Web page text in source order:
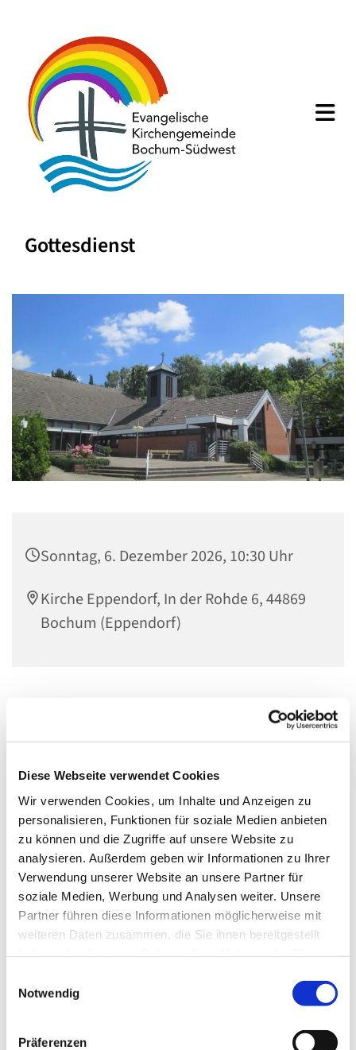
Diese Webseite verwendet Cookies
Wir verwenden Cookies, um Inhalte und Anzeigen zu
personalisieren, Funktionen für soziale Medien anbieten
zu können und die Zugriffe auf unsere Website zu
analysieren. Außerdem geben wir Informationen zu Ihrer
Verwendung unserer Website an unsere Partner für
soziale Medien, Werbung und Analysen weiter. Unsere
Partner führen diese Informationen möglicherweise mit
weiteren Daten zusammen, die Sie ihnen bereitgestellt
Notwendig
Präferenzen
Gottesdienst
Sonntag, 6. Dezember 2026, 10:30 Uhr
Kirche Eppendorf, In der Rohde 6, 44869
Bochum (Eppendorf)
Dies könnte Sie auch interessieren